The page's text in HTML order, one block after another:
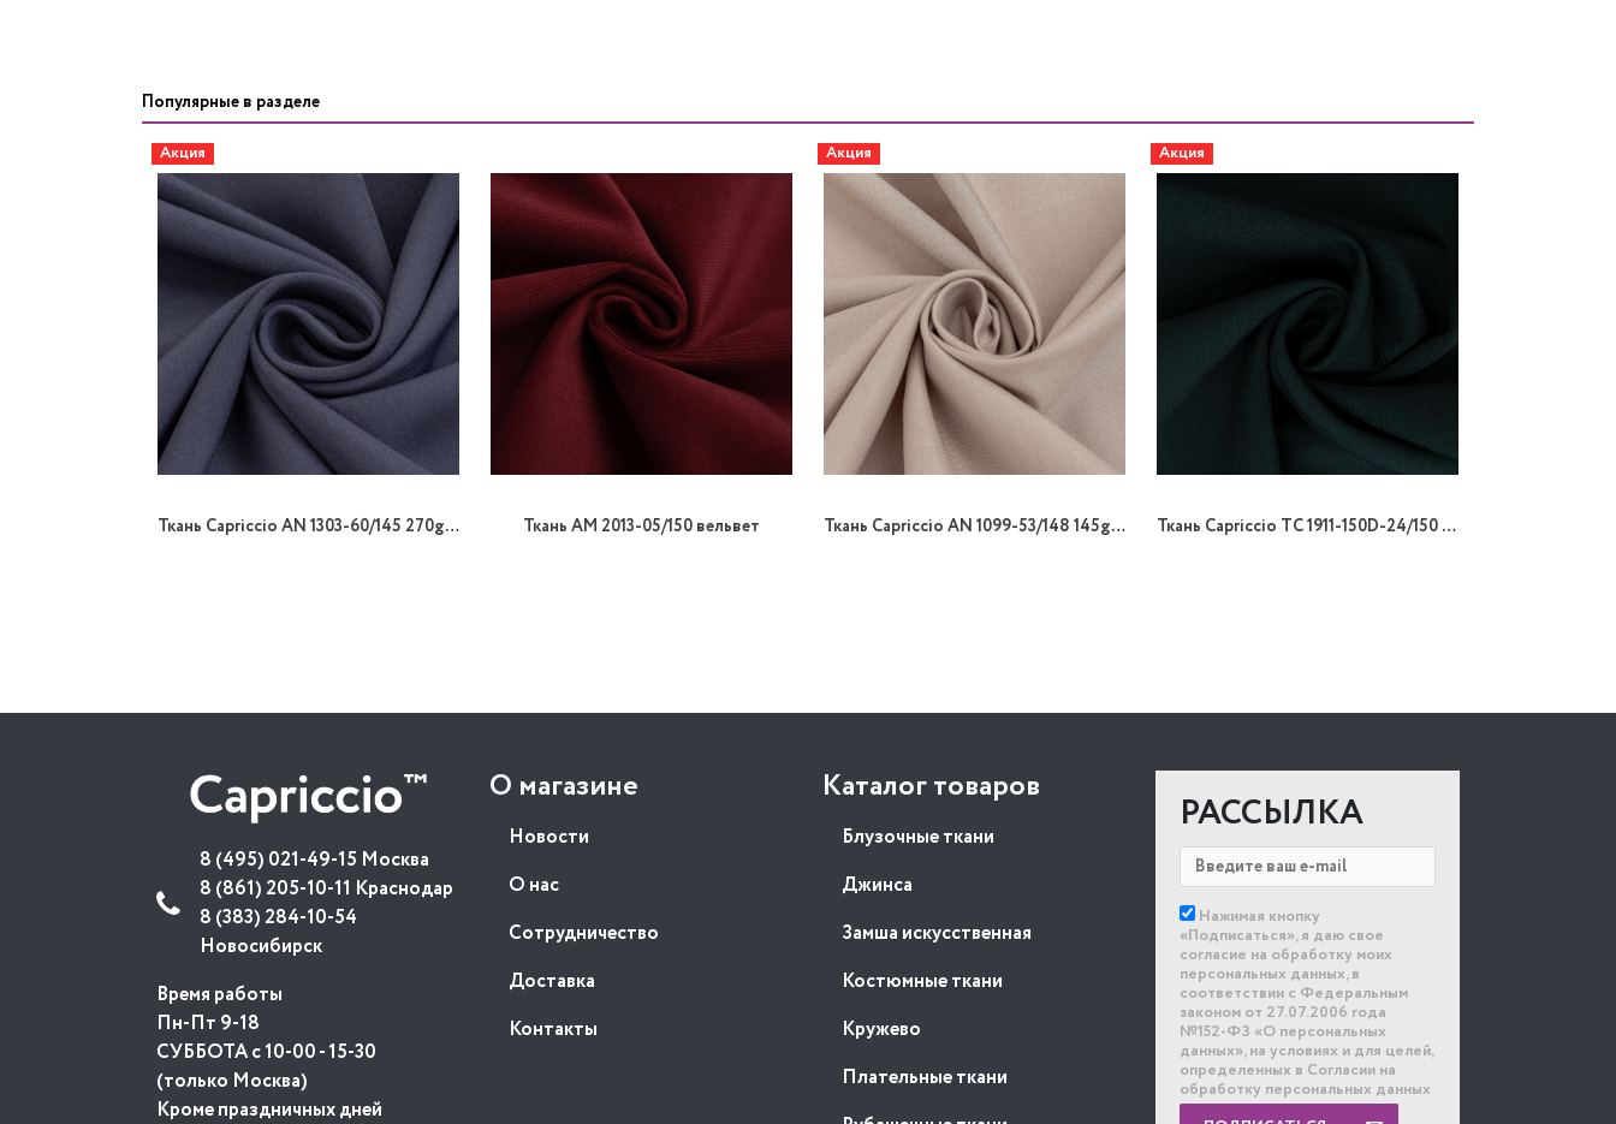
Популярные в разделе
Акция
Ткань Capriccio AN 1303-60/145 270gr K стрейч Ткань AM 2013-05/150 вельвет
Акция
Ткань Capriccio AN 1099-53/148 145gr K поливискоза
Акция
Ткань Capriccio TC 1911-150D-24/150 180gr K гальяно
О магазине
Новости
О нас
Сотрудничество
Доставка
Контакты
Каталог товаров
Блузочные ткани
Джинса
Замша искусственная
Костюмные ткани
Кружево
Плательные ткани
РАССЫЛКА
Нажимая кнопку
«Подписаться», я даю свое
согласие на обработку моих
персональных данных, в
соответствии с Федеральным
законом от 27.07.2006 года
№152-ФЗ «О персональных
данных», на условиях и для целей,
определенных в Согласии на
обработку персональных данных
8 (495) 021-49-15 Москва
8 (861) 205-10-11 Краснодар
8 (383) 284-10-54
Новосибирск
Время работы
Пн-Пт 9-18
СУББОТА с 10-00 - 15-30
(только Москва)
Кроме праздничных дней